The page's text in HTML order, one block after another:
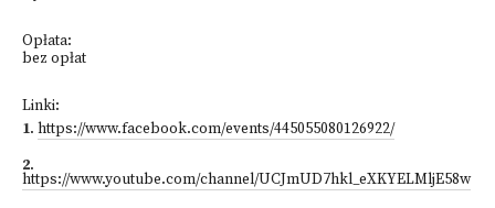
Opłata:
bez opłat
Linki:
1. https://www.facebook.com/events/445055080126922/
2.
https://www.youtube.com/channel/UCJmUD7hkl_eXKYELMljE58w